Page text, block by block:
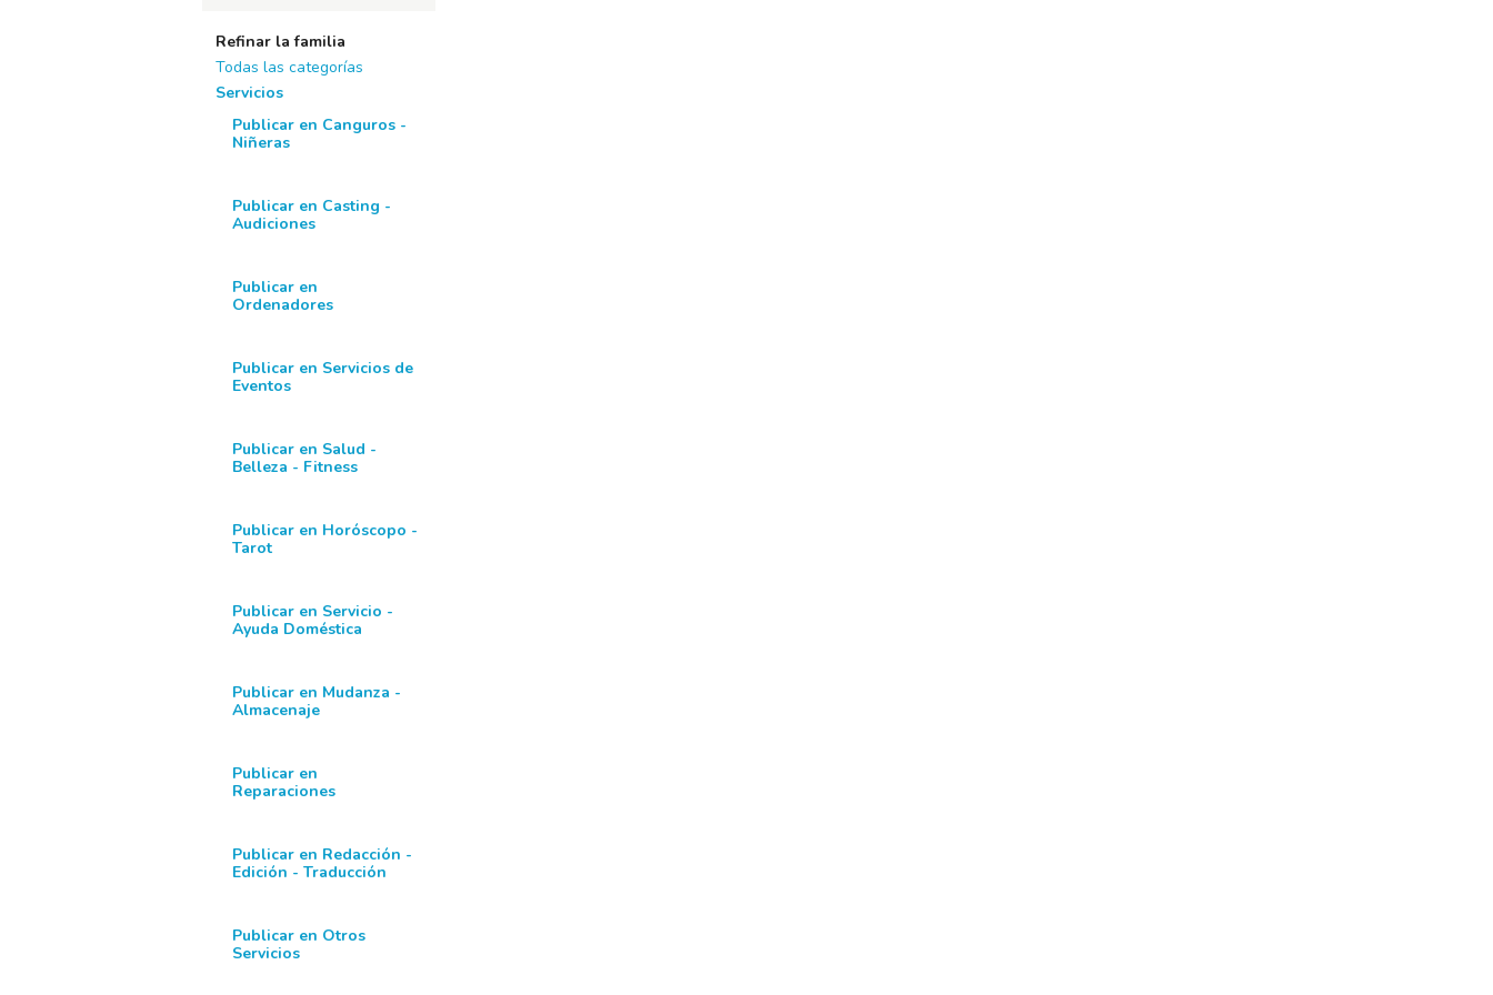
Refinar la familia
Todas las categorías
Servicios
Publicar en Canguros -
Niñeras
Publicar en Casting -
Audiciones
Publicar en
Ordenadores
Publicar en Servicios de
Eventos
Publicar en Salud -
Belleza - Fitness
Publicar en Horóscopo -
Tarot
Publicar en Servicio -
Ayuda Doméstica
Publicar en Mudanza -
Almacenaje
Publicar en
Reparaciones
Publicar en Redacción -
Edición - Traducción
Publicar en Otros
Servicios